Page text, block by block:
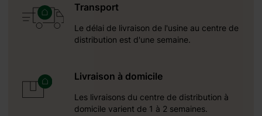
Transport
Le délai de livraison de l'usine au centre de
distribution est d'une semaine.
Livraison à domicile
Les livraisons du centre de distribution à
domicile varient de 1 à 2 semaines.